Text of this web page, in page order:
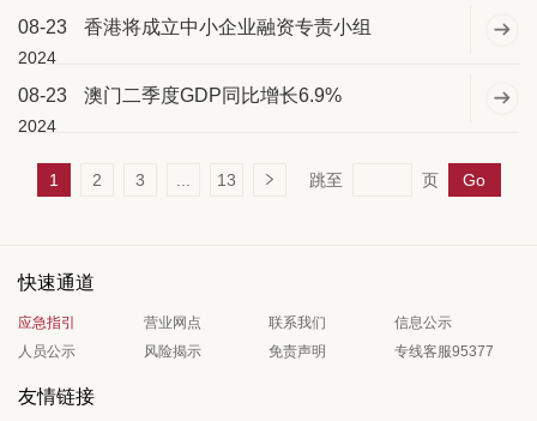
08-23
2024
香港将成立中小企业融资专责小组
08-23
2024
澳门二季度GDP同比增长6.9%
1 2 3 13 跳至 页 Go
快速通道
应急指引 营业网点 联系我们
信息公示
人员公示
风险揭示 免责声明 专线客服95377
友情链接